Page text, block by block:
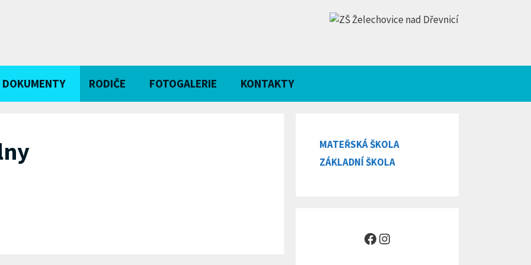
DOKUMENTY RODIČE FOTOGALERIE KONTAKTY
MATEŘSKÁ ŠKOLA
ZÁKLADNÍ ŠKOLA
Facebook
Instagram